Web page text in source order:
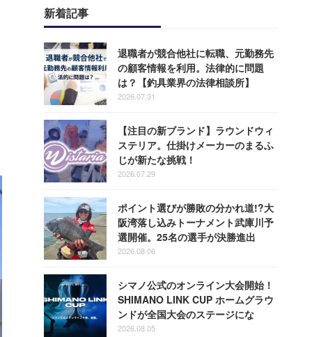
新着記事
退職者が競合他社に転職、元勤務先
の顧客情報を利用。法律的に問題
は？【釣具業界の法律相談所】
2026.07.31
【注目の新ブランド】ラウンドウィ
ステリア。仕掛けメーカーのまるふ
じが新たな挑戦！
2026.07.29
ポイント選びが勝敗の分かれ道!?大
阪湾落し込みトーナメント武庫川予
選開催。25名の選手が決勝進出
2026.08.06
シマノ公式のオンライン大会開始！
SHIMANO LINK CUP ホームグラウ
ンドが全国大会のステージにな
る！
2026.08.05